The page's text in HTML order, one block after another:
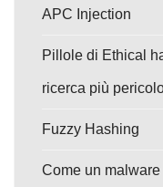
APC Injection
Pillole di Ethical
ricerca più
Fuzzy Hashing
Come un